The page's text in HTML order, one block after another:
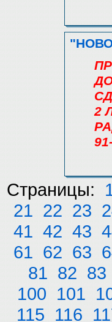
2
Страницы:
21 22 23
41 42 43
61 62 63
81 82 83
100 101
115 116